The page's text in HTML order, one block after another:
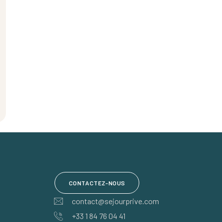
CONTACTEZ-NOUS
contact@sejourprive.com
+33 1 84 76 04 41